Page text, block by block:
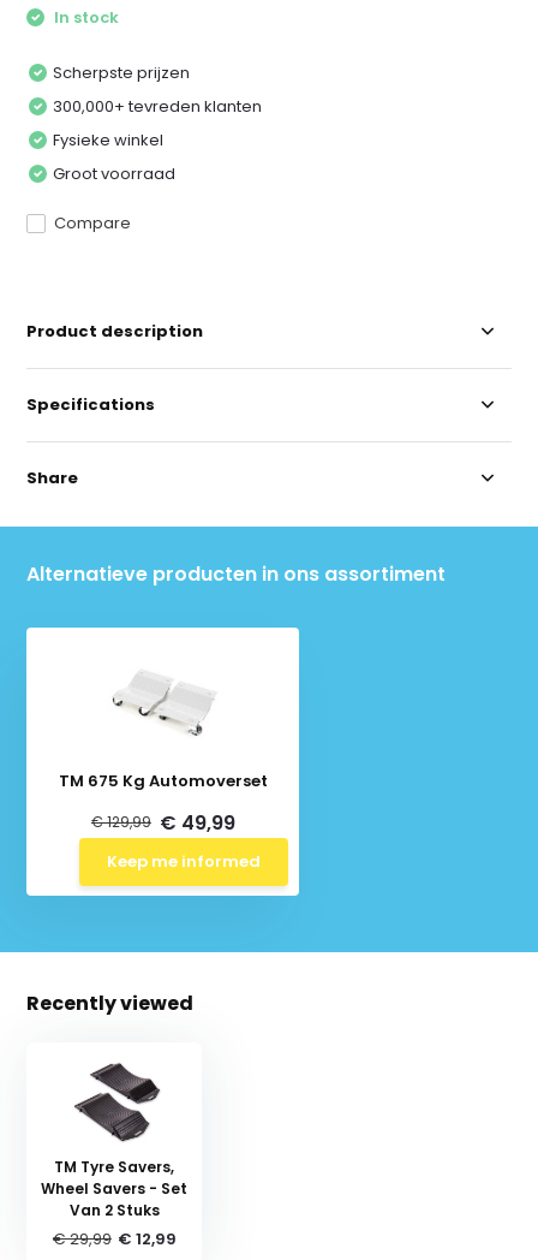
In stock
Scherpste prijzen
300,000+ tevreden klanten
Fysieke winkel
Groot voorraad
Compare
Product description
Specifications
Share
Alternatieve producten in ons assortiment
TM 675 Kg Automoverset
€ 129,99 € 49,99
Keep me informed
Recently viewed
TM Tyre Savers,
Wheel Savers - Set
Van 2 Stuks
€ 29,99 € 12,99